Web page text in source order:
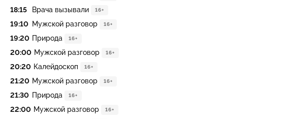
18:15 Врача вызывали 16+
19:10 Мужской разговор 16+
19:20 Природа 16+
20:00 Мужской разговор 16+
20:20 Калейдоскоп 16+
21:20 Мужской разговор 16+
21:30 Природа 16+
22:00 Мужской разговор 16+